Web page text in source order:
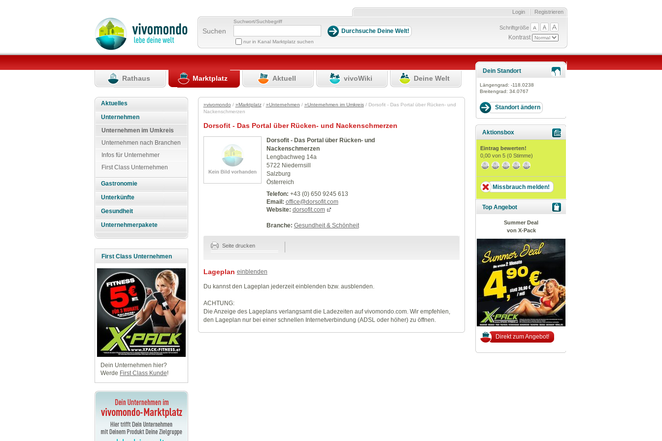
Registrieren
Login
Suchen
Suchwort/Suchbegriff
nur in Kanal Marktplatz suchen
Schriftgröße
Kontrast
Rathaus Marktplatz Aktuell vivoWiki Deine Welt
Aktuelles
Unternehmen
Unternehmen im Umkreis
Unternehmen nach Branchen
Infos für Unternehmer
First Class Unternehmen
Gastronomie
Unterkünfte
Gesundheit
Unternehmerpakete
First Class Unternehmen
Dein Unternehmen hier?
Werde First Class Kunde!
»vivomondo / »Marktplatz/ »Unternehmen / »Unternehmen im Umkreis/ Dorsofit - Das Portal über Rücken- und
Nackenschmerzen
Dorsofit - Das Portal über Rücken- und Nackenschmerzen
Dorsofit - Das Portal über Rücken- und
Nackenschmerzen
Lengbachweg 14a
5722 Niedernsill
Salzburg
Österreich
Telefon: +43 (0) 650 9245 613
Email: office@dorsofit.com
Website: dorsofit.com
Branche: Gesundheit & Schönheit
Seite drucken
Lageplan einblenden
Du kannst den Lageplan jederzeit einblenden bzw. ausblenden.
ACHTUNG:
Die Anzeige des Lageplans verlangsamt die Ladezeiten auf vivomondo.com. Wir empfehlen,
den Lageplan nur bei einer schnellen Internetverbindung (ADSL oder höher) zu öffnen.
Dein Standort
Längengrad: -118.0238
Breitengrad: 34.0767
Aktionsbox
Eintrag bewerten!
0,00 von 5 (0 Stimme)
Missbrauch melden!
Top Angebot
Summer Deal
von X-Pack
Direkt zum Angebot!